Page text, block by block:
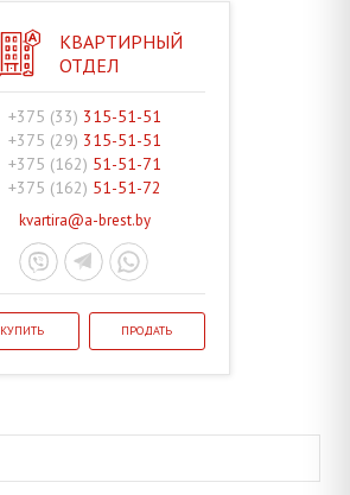
КВАРТИРНЫЙ
ОТДЕЛ
+375 (33) 315-51-51
+375 (29) 315-51-51
+375 (162) 51-51-71
+375 (162) 51-51-72
kvartira@a-brest.by
КУПИТЬ ПРОДАТЬ